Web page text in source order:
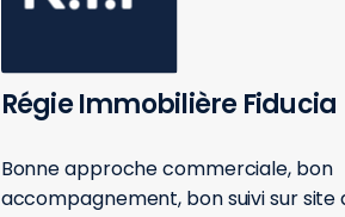
Régie Immobilière Fiducia
Bonne approche commerciale, bon
accompagnement, bon suivi sur site